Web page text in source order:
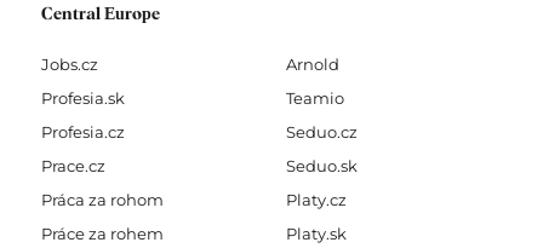
Central Europe
Jobs.cz
Profesia.sk
Profesia.cz
Prace.cz
Práca za rohom
Práce za rohem
Arnold
Teamio
Seduo.cz
Seduo.sk
Platy.cz
Platy.sk